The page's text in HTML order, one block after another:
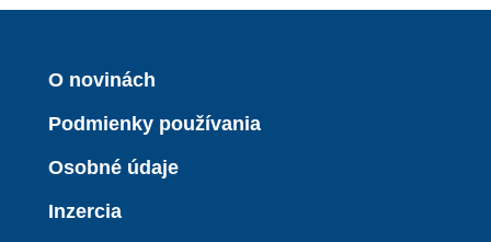
O novinách
Podmienky používania
Osobné údaje
Inzercia